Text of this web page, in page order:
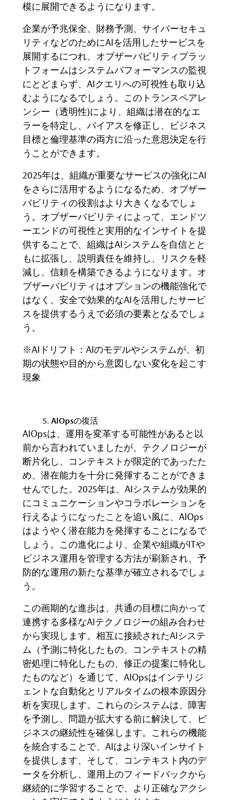
模に展開できるようになります。
企業が予兆保全、財務予測、サイバーセキュ
リティなどのためにAIを活用したサービスを
展開するにつれ、オブザーバビリティプラッ
トフォームはシステムパフォーマンスの監視
にとどまらず、AIクエリへの可視性も取り込
むようになるでしょう。このトランスペアレ
ンシー （透明性)により、組織は潜在的なエ
ラーを特定し、バイアスを修正し、ビジネス
目標と倫理基準の両方に沿った意思決定を行
うことができます。
2025年は、組織が重要なサービスの強化にAI
をさらに活用するようになるため、オブザー
バビリティの役割はより大きくなるでしょ
う。オブザーバビリティによって、エンドツ
ーエンドの可視性と実用的なインサイトを提
供することで、組織はAIシステムを自信とと
もに拡張し、説明責任を維持し、リスクを軽
減し、信頼を構築できるようになります。オ
ブザーバビリティはオプションの機能強化で
はなく、安全で効果的なAIを活用したサービ
スを提供するうえで必須の要素となるでしょ
う。
※AIドリフト：AIのモデルやシステムが、初
期の状態や目的から意図しない変化を起こす
現象
AIOpsの復活
AIOpsは、運用を変革する可能性があると以
前から言われていましたが、テクノロジーが
断片化し、コンテキストが限定的であったた
め、潜在能力を十分に発揮することができま
せんでした。 2025年は、 AIシステムが効果的
にコミュニケーションやコラボレーションを
行えるようになったことを追い風に、 AIOps
はようやく潜在能力を発揮することになるで
しょう。この進化により、企業や組織がITや
ビジネス運用を管理する方法が刷新され、予
防的な運用の新たな基準が確立されるでしょ
う。
この画期的な進歩は、共通の目標に向かって
連携する多様なAIテクノロジーの組み合わせ
から実現します。相互に接続されたAIシステ
ム（予測に特化したもの、コンテキストの精
密処理に特化したもの、修正の提案に特化し
たものなど）を通じて、 AIOpsはインテリジ
ェントな自動化とリアルタイムの根本原因分
析を実現します。これらのシステムは、障害
を予測し、問題が拡大する前に解決して、ビ
ジネスの継続性を確保します。これらの機能
を統合することで、 AIはより深いインサイト
を提供します、そして、コンテキスト内のデ
ータを分析し、運用上のフィードバックから
継続的に学習することで、より正確なアクシ